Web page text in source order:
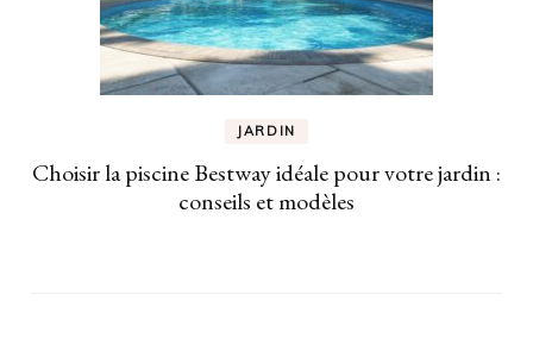
JARDIN
Choisir la piscine Bestway idéale pour votre jardin :
conseils et modèles